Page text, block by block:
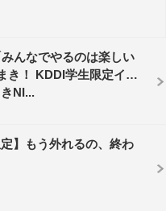
の期間限定公開！
んなでやるのは楽しい
き！ KDDI学生限定イベ
NI...
】もう外れるの、終わ